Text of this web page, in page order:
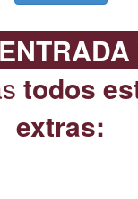
ENTRADA
todos
extras: